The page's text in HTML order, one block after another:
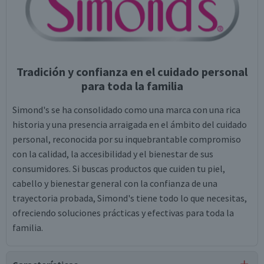
Tradición y confianza en el cuidado personal
para toda la familia
Simond's se ha consolidado como una marca con una rica
historia y una presencia arraigada en el ámbito del cuidado
personal, reconocida por su inquebrantable compromiso
con la calidad, la accesibilidad y el bienestar de sus
consumidores. Si buscas productos que cuiden tu piel,
cabello y bienestar general con la confianza de una
trayectoria probada, Simond's tiene todo lo que necesitas,
ofreciendo soluciones prácticas y efectivas para toda la
familia.